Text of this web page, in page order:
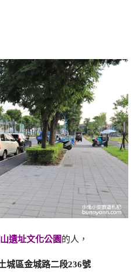
遺址文化公園的人，
城區金城路二段236號